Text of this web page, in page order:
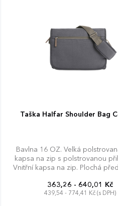
Taška Halfar Shoulder Bag
Bavlna 16 OZ. Velká
kapsa na zip s polstrovanou
Vnitřní kapsa na zip. Plochá
kapsou na zip. Nastavitelný
s prošitým ramenním
363,26 - 640,01 Kč
439,54 - 774,41 Kč (s DPH)